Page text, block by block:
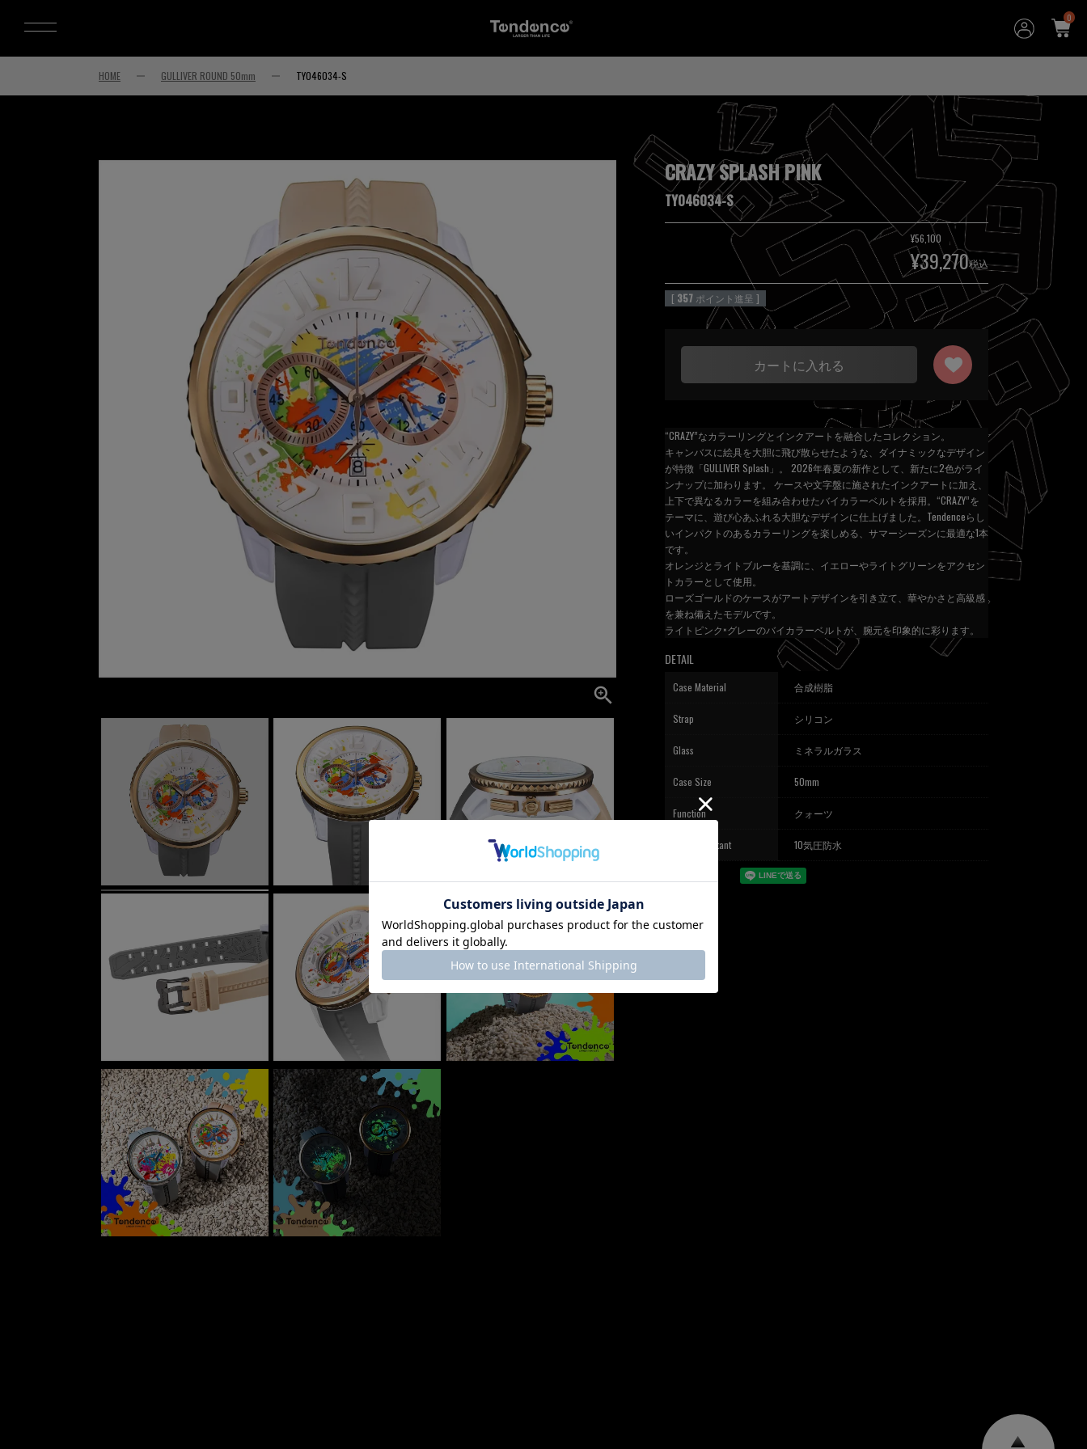
0
HOME GULLIVER ROUND 50mm TY046034-S
CRAZY SPLASH PINK
TY046034-S
¥56,100
¥39,270税込
[ 357 ポイント進呈 ]
カートに入れる
“CRAZY”なカラーリングとインクアートを融合したコレクション。
キャンバスに絵具を大胆に飛び散らせたような、ダイナミックなデザイン
が特徴「GULLIVER Splash」。 2026年春夏の新作として、新たに2色がライ
ンナップに加わります。 ケースや文字盤に施されたインクアートに加え、
上下で異なるカラーを組み合わせたバイカラーベルトを採用。“CRAZY”を
テーマに、遊び心あふれる大胆なデザインに仕上げました。Tendenceらし
いインパクトのあるカラーリングを楽しめる、サマーシーズンに最適な1本
です。
オレンジとライトブルーを基調に、イエローやライトグリーンをアクセン
トカラーとして使用。
ローズゴールドのケースがアートデザインを引き立て、華やかさと高級感
を兼ね備えたモデルです。
ライトピンク×グレーのバイカラーベルトが、腕元を印象的に彩ります。
DETAIL
Case Material 合成樹脂
Strap シリコン
Glass ミネラルガラス
Case Size 50mm
Function クォーツ
Water resistant 10気圧防水